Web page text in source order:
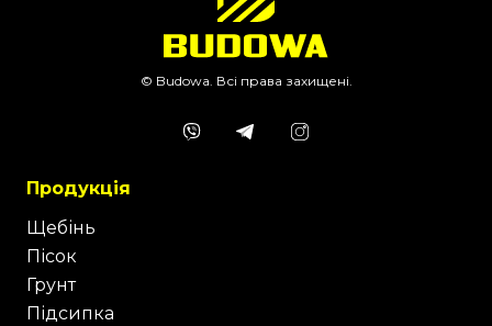
© Budowa. Всі права захищені.
Продукція
Щебінь
Пісок
Грунт
Підсипка